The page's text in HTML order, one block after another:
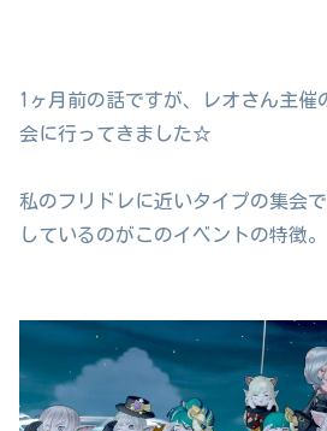
1ヶ月前の話ですが、レオさん主催
会に行ってきました☆
私のフリドレに近いタイプの集会
しているのがこのイベントの特徴。